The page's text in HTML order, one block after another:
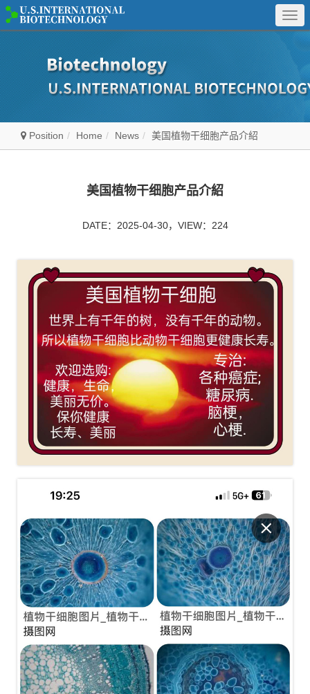
Position Home News 美国植物干细胞产品介紹
美国植物干细胞产品介紹
DATE：2025-04-30，VIEW：224